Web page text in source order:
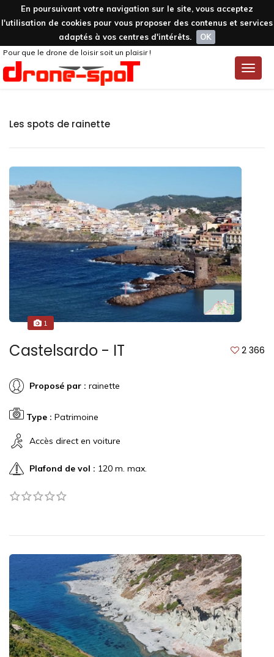
En poursuivant votre navigation sur le site, vous acceptez
l'utilisation de cookies pour vous proposer des contenus et services
adaptés à vos centres d'intérêts.
OK
Toggle
Pour que le drone de loisir soit un plaisir !
Les spots de rainette
1
Castelsardo - IT 2 366
Proposé par : rainette
Type : Patrimoine
Accès direct en voiture
Plafond de vol : 120 m. max.